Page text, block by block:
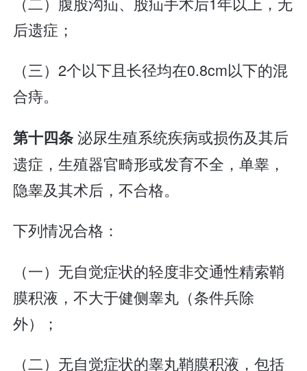
后遗症；
（三）2个以下且长径均在0.8cm以下的混
合痔。
第十四条泌尿生殖系统疾病或损伤及其后
遗症，生殖器官畸形或发育不全，单睾，
隐睾及其术后，不合格。
下列情况合格：
（一）无自觉症状的轻度非交通性精索鞘
膜积液，不大于健侧睾丸（条件兵除
外）；
（二）无自觉症状的睾丸鞘膜积液，包括